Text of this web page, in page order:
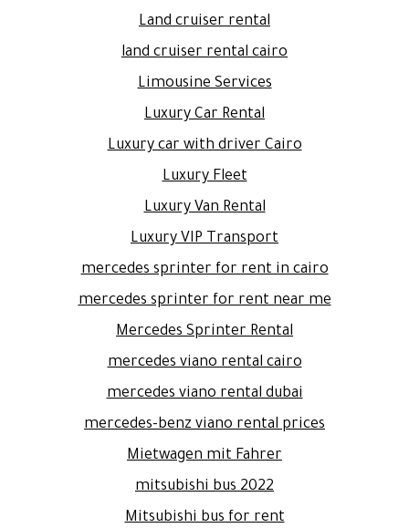
Land cruiser rental
land cruiser rental cairo
Limousine Services
Luxury Car Rental
Luxury car with driver Cairo
Luxury Fleet
Luxury Van Rental
Luxury VIP Transport
mercedes sprinter for rent in cairo
mercedes sprinter for rent near me
Mercedes Sprinter Rental
mercedes viano rental cairo
mercedes viano rental dubai
mercedes-benz viano rental prices
Mietwagen mit Fahrer
mitsubishi bus 2022
Mitsubishi bus for rent